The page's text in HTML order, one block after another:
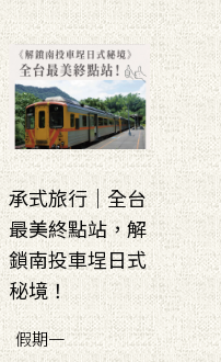
承式旅行｜全台
最美終點站，解
鎖南投車埕日式
秘境！
假期一